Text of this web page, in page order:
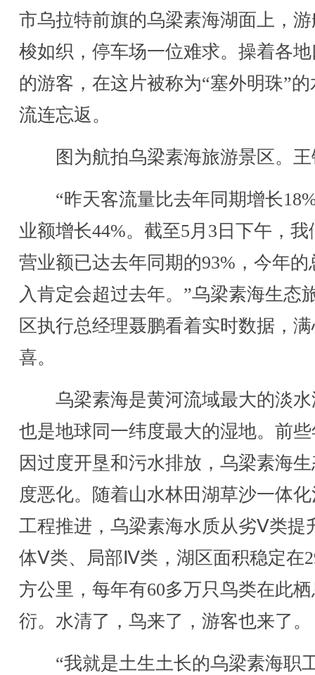
市乌拉特前旗的乌梁素海湖面上，
梭如织，停车场一位难求。操着各
的游客，在这片被称为“塞外明珠”的
流连忘返。
图为航拍乌梁素海旅游景区。王
“昨天客流量比去年同期增长
业额增长44%。截至5月3日下午，我
营业额已达去年同期的93%，今年的
入肯定会超过去年。”乌梁素海生态
区执行总经理聂鹏看着实时数据，
喜。
乌梁素海是黄河流域最大的淡水
也是地球同一纬度最大的湿地。前
因过度开垦和污水排放，乌梁素海
度恶化。随着山水林田湖草沙一体
工程推进，乌梁素海水质从劣Ⅴ类提
体Ⅴ类、局部Ⅳ类，湖区面积稳定在
方公里，每年有60多万只鸟类在此
衍。水清了，鸟来了，游客也来了。
“我就是土生土长的乌梁素海职